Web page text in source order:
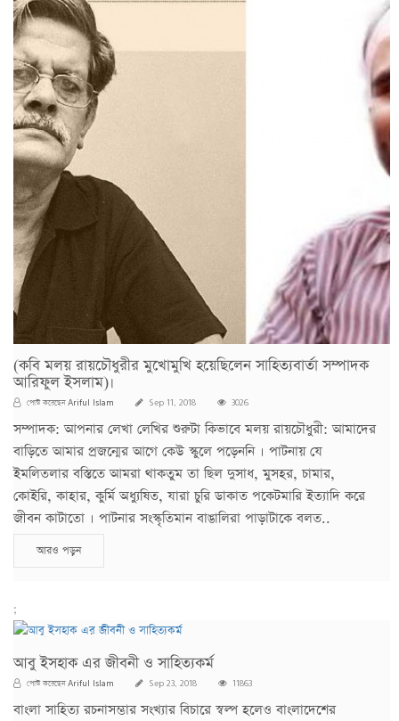
(কবি মলয় রায়চৌধুরীর মুখোমুখি হয়েছিলেন সাহিত্যবার্তা সম্পাদক
আরিফুল ইসলাম)।
পোস্ট করেছেনAriful Islam Sep 11, 2018 3026
সম্পাদক: আপনার লেখা লেখির শুরুটা কিভাবে মলয় রায়চৌধুরী: আমাদের
বাড়িতে আমার প্রজন্মের আগে কেউ স্কুলে পড়েননি । পাটনায় যে
ইমলিতলার বস্তিতে আমরা থাকতুম তা ছিল দুসাধ, মুসহর, চামার,
কোইরি, কাহার, কুর্মি অধ্যুষিত, যারা চুরি ডাকাত পকেটমারি ইত্যাদি করে
জীবন কাটাতো । পাটনার সংস্কৃতিমান বাঙালিরা পাড়াটাকে বলত..
আরও পড়ুন
;
আবু ইসহাক এর জীবনী ও সাহিত্যকর্ম
পোস্ট করেছেনAriful Islam Sep 23, 2018 11863
বাংলা সাহিত্য রচনাসম্ভার সংখ্যার বিচারে স্বল্প হলেও বাংলাদেশের